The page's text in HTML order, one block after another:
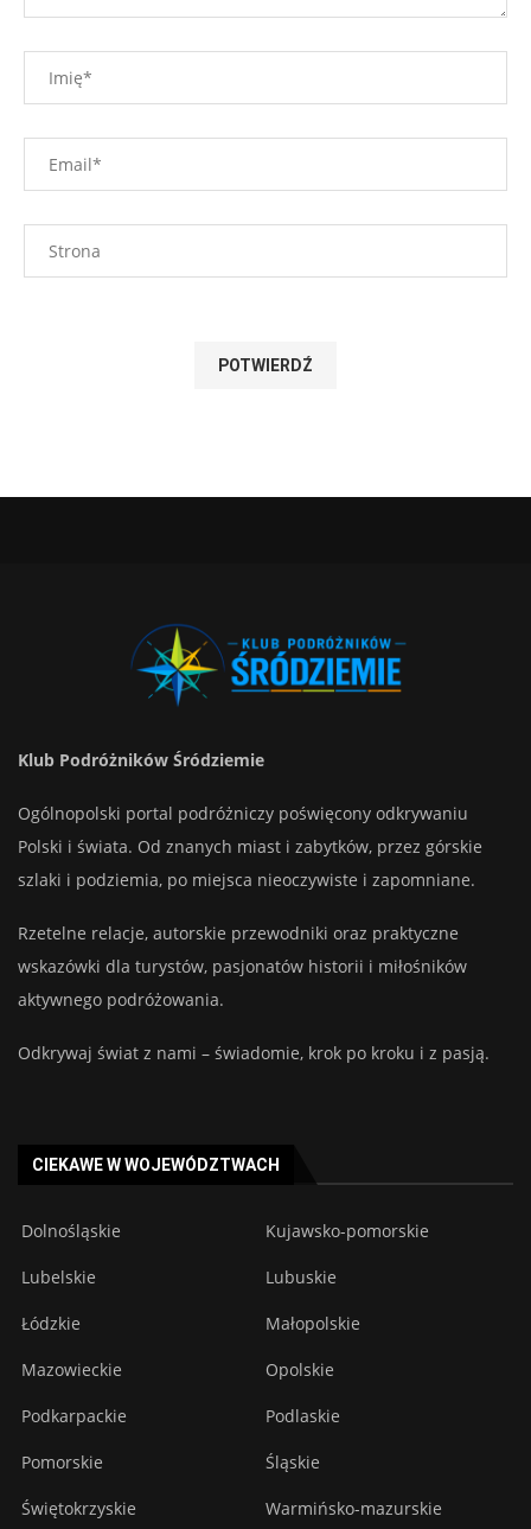
Klub Podróżników Śródziemie
Ogólnopolski portal podróżniczy poświęcony odkrywaniu
Polski i świata. Od znanych miast i zabytków, przez górskie
szlaki i podziemia, po miejsca nieoczywiste i zapomniane.
Rzetelne relacje, autorskie przewodniki oraz praktyczne
wskazówki dla turystów, pasjonatów historii i miłośników
aktywnego podróżowania.
Odkrywaj świat z nami – świadomie, krok po kroku i z pasją.
CIEKAWE W WOJEWÓDZTWACH
Dolnośląskie Kujawsko-pomorskie
Lubelskie Lubuskie
Łódzkie Małopolskie
Mazowieckie Opolskie
Podkarpackie Podlaskie
Pomorskie Śląskie
Świętokrzyskie Warmińsko-mazurskie